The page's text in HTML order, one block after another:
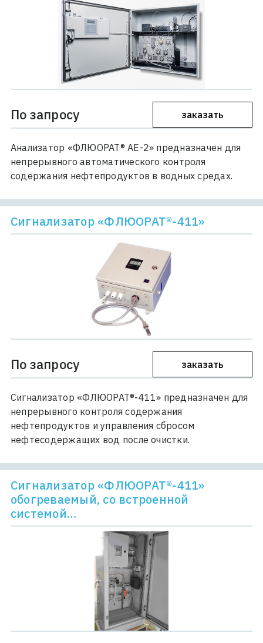
По запросу заказать
Анализатор «ФЛЮОРАТ® АЕ-2» предназначен для
непрерывного автоматического контроля
содержания нефтепродуктов в водных средах.
Сигнализатор «ФЛЮОРАТ®-411»
По запросу заказать
Сигнализатор «ФЛЮОРАТ®-411» предназначен для
непрерывного контроля содержания
нефтепродуктов и управления сбросом
нефтесодержащих вод после очистки.
Сигнализатор «ФЛЮОРАТ®-411»
обогреваемый, со встроенной
системой…